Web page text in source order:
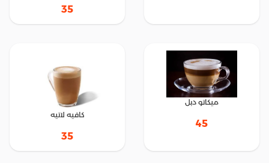
35
ميكاتو دبل
45
كافيه لاتيه
35